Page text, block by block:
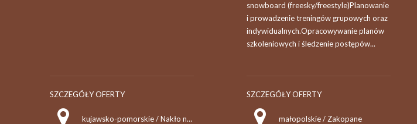
SZCZEGÓŁY OFERTY
kujawsko-pomorskie / Nakło nad Notecią
snowboard (freesky/freestyle)Planowanie
i prowadzenie treningów grupowych oraz
indywidualnych.Opracowywanie planów
szkoleniowych i śledzenie postępów...
SZCZEGÓŁY OFERTY
małopolskie / Zakopane